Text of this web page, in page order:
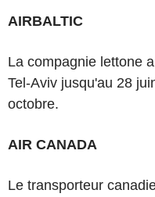
AIRBALTIC
La compagnie lettone
Tel-Aviv jusqu'au 28
octobre.
AIR CANADA
Le transporteur